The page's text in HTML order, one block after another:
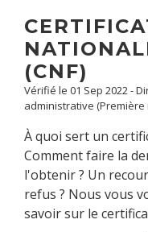
(CNF)
Vérifié le 01 Sep 2022 -
administrative (Première
À quoi sert un
Comment faire la
l'obtenir ? Un
refus ? Nous vous
savoir sur le